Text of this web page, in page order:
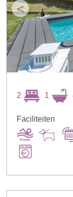
<
2 1
Faciliteiten